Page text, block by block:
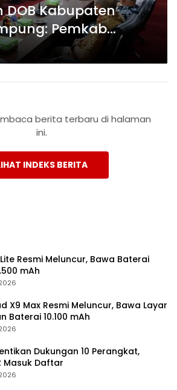
DOB Kabupaten
Pemkab
Penuhi Syarat
Paripurna
berita terbaru di halaman
ini.
INDEKS BERITA
Lite Resmi Meluncur, Bawa Baterai
mAh
X9 Max Resmi Meluncur, Bawa Layar
Baterai 10.100 mAh
Dukungan 10 Perangkat,
Masuk Daftar